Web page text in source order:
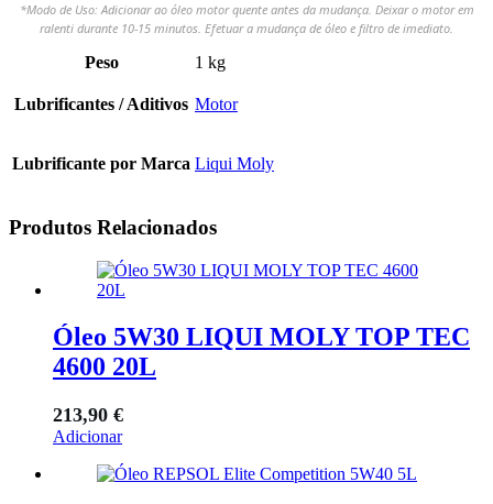
*Modo de Uso: Adicionar ao óleo motor quente antes da mudança. Deixar o motor em
ralenti durante 10-15 minutos. Efetuar a mudança de óleo e filtro de imediato.
Peso 1 kg
Lubrificantes / Aditivos Motor
Lubrificante por Marca Liqui Moly
Produtos Relacionados
Óleo 5W30 LIQUI MOLY TOP TEC
4600 20L
213,90 €
Adicionar